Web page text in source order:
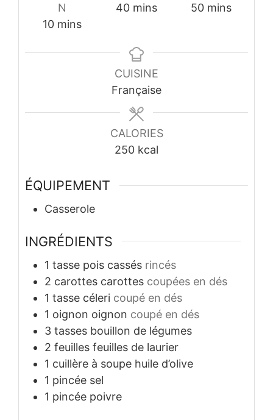
N
10minutes
mins
40minutes
mins
50minutes
mins
CUISINE
Française
CALORIES
250 kcal
ÉQUIPEMENT
Casserole
INGRÉDIENTS
1 tasse pois cassés rincés
2 carottes carottes coupées en dés
1 tasse céleri coupé en dés
1 oignon oignon coupé en dés
3 tasses bouillon de légumes
2 feuilles feuilles de laurier
1 cuillère à soupe huile d’olive
1 pincée sel
1 pincée poivre